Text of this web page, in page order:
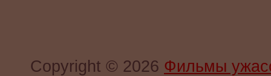
Copyright © 2026 Фильмы